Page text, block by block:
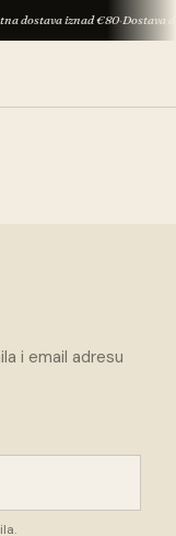
dostava iznad €80·Dostava
i email adresu